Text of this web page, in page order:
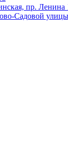
пр. Ленина
Садовой